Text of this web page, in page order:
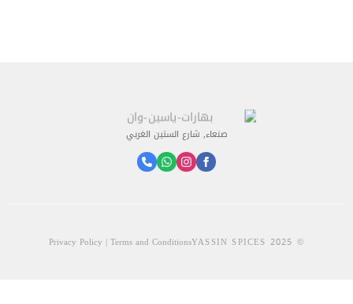
صنعاء, شارع الستين الغربي
© 2025 YASSIN SPICES
Privacy Policy | Terms and Conditions